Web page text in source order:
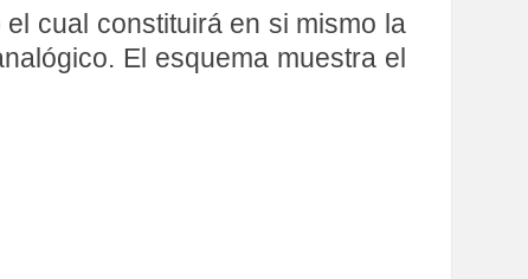
cual constituirá en si mismo la
El esquema muestra el